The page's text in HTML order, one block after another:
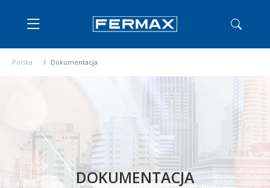
Polska Dokumentacja
DOKUMENTACJA